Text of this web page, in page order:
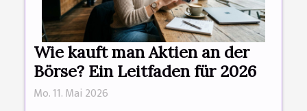
Wie kauft man Aktien an der
Börse? Ein Leitfaden für 2026
Mo. 11. Mai 2026